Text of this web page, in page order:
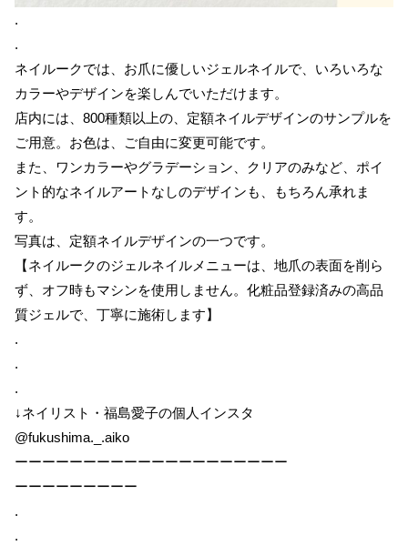
.
.
ネイルークでは、お爪に優しいジェルネイルで、いろいろな
カラーやデザインを楽しんでいただけます。
店内には、800種類以上の、定額ネイルデザインのサンプルを
ご用意。お色は、ご自由に変更可能です。
また、ワンカラーやグラデーション、クリアのみなど、ポイ
ント的なネイルアートなしのデザインも、もちろん承れま
す。
写真は、定額ネイルデザインの一つです。
【ネイルークのジェルネイルメニューは、地爪の表面を削ら
ず、オフ時もマシンを使用しません。化粧品登録済みの高品
質ジェルで、丁寧に施術します】
.
.
.
↓ネイリスト・福島愛子の個人インスタ
@fukushima._.aiko
ーーーーーーーーーーーーーーーーーーーー
ーーーーーーーーー
.
.